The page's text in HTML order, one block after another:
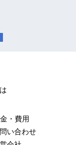
・費用
い合わせ